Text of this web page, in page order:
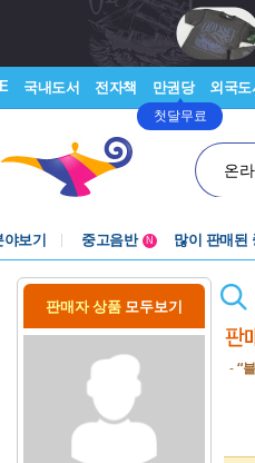
국내도서 전자책 만권당
첫달무료
외국도
온
야보기
중고음반
중고음반
N 많이 판매된
판매자 상품 모두보기
-“